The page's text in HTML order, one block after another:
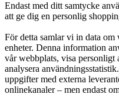
Endast med ditt samtycke
att ge dig en personlig
För detta samlar vi in data om
enheter. Denna information
vår webbplats, visa personligt
analysera
uppgifter med externa
onlinekanaler – men endast